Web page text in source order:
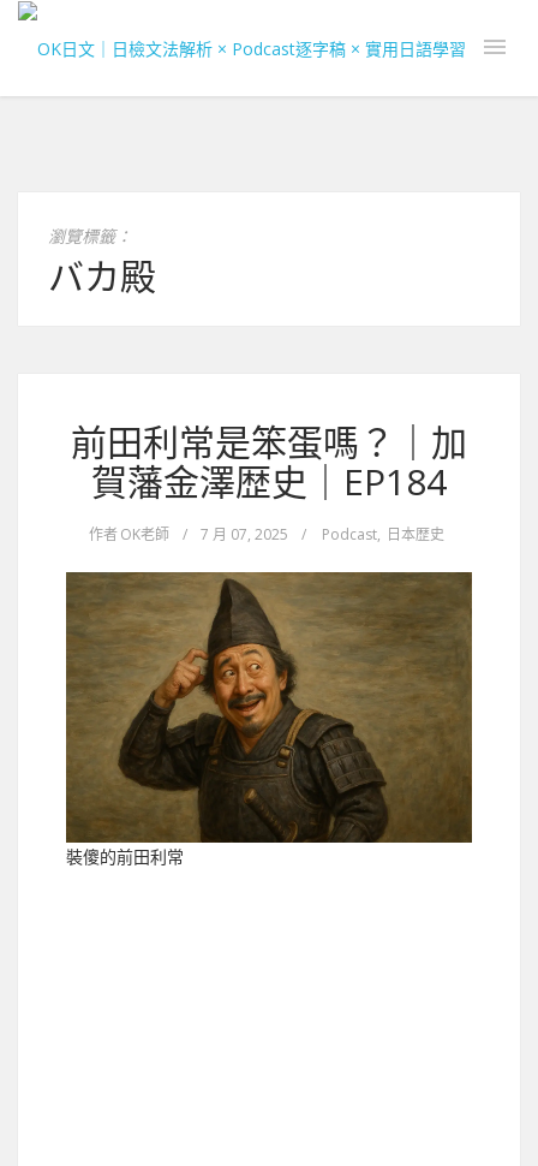
瀏覽標籤：
バカ殿
前田利常是笨蛋嗎？｜加
賀藩金澤歴史｜EP184
作者 OK老師 / 7 月 07, 2025 / Podcast, 日本歴史
裝傻的前田利常